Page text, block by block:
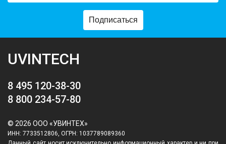
Подписаться
UVINTECH
8 495 120-38-30
8 800 234-57-80
© 2026 ООО «УВИНТЕХ»
ИНН: 7733512806, ОГРН: 1037789089360